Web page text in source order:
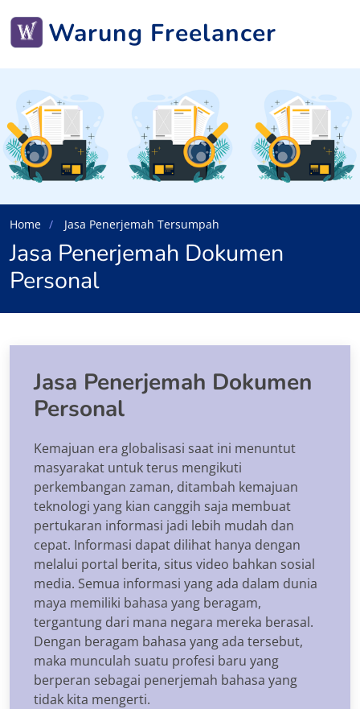
Warung Freelancer
Home Jasa Penerjemah Tersumpah
Jasa Penerjemah Dokumen
Personal
Jasa Penerjemah Dokumen
Personal
Kemajuan era globalisasi saat ini menuntut
masyarakat untuk terus mengikuti
perkembangan zaman, ditambah kemajuan
teknologi yang kian canggih saja membuat
pertukaran informasi jadi lebih mudah dan
cepat. Informasi dapat dilihat hanya dengan
melalui portal berita, situs video bahkan sosial
media. Semua informasi yang ada dalam dunia
maya memiliki bahasa yang beragam,
tergantung dari mana negara mereka berasal.
Dengan beragam bahasa yang ada tersebut,
maka munculah suatu profesi baru yang
berperan sebagai penerjemah bahasa yang
tidak kita mengerti.